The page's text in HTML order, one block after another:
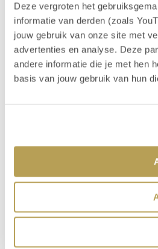
Deze vergroten het
informatie van derden (zoals
jouw gebruik van onze site met
advertenties en analyse. Deze
andere informatie die je met hen
basis van jouw gebruik van hun
Wellness-Resort